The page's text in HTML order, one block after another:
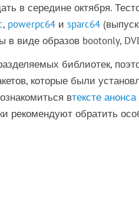
в середине октября.
, powerpc64и sparc64(выпуск
в виде образов bootonly,
библиотек,
которые были
втексте анонса
рекомендуют обратить